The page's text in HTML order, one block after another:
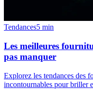
Tendances5 min
Les meilleures
pas manquer
Explorez les tendances des
incontournables pour briller